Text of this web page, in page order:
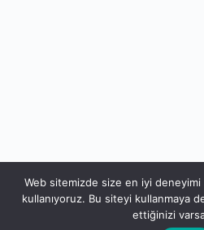
Web sitemizde size en iyi
kullanıyoruz. Bu siteyi kullanmaya
ettiğinizi